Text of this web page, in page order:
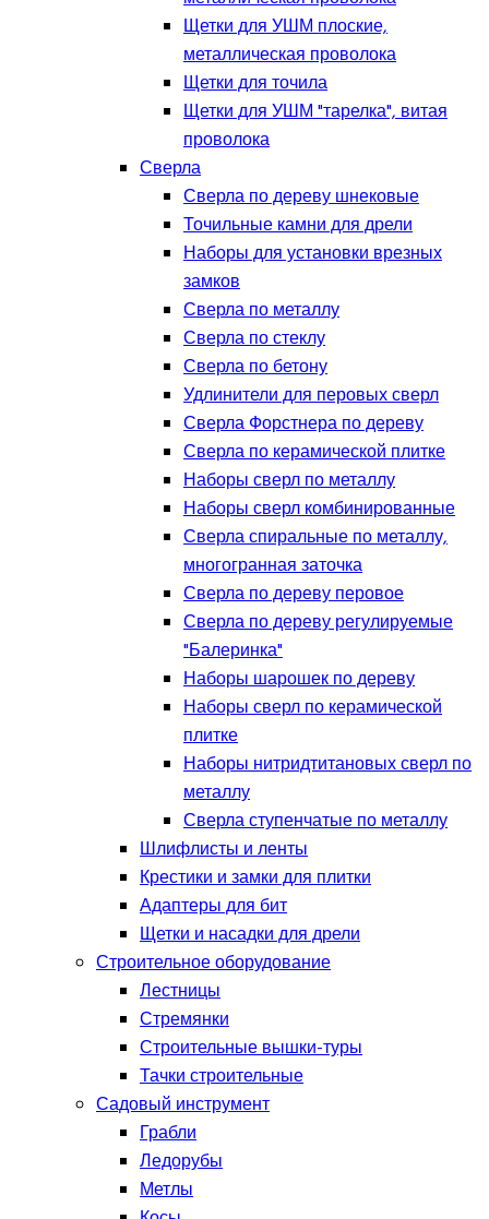
Щетки для УШМ плоские,
металлическая проволока
Щетки для точила
Щетки для УШМ "тарелка", витая
проволока
Сверла
Сверла по дереву шнековые
Точильные камни для дрели
Наборы для установки врезных
замков
Сверла по металлу
Сверла по стеклу
Сверла по бетону
Удлинители для перовых сверл
Сверла Форстнера по дереву
Сверла по керамической плитке
Наборы сверл по металлу
Наборы сверл комбинированные
Сверла спиральные по металлу,
многогранная заточка
Сверла по дереву перовое
Сверла по дереву регулируемые
"Балеринка"
Наборы шарошек по дереву
Наборы сверл по керамической
плитке
Наборы нитридтитановых сверл по
металлу
Сверла ступенчатые по металлу
Шлифлисты и ленты
Крестики и замки для плитки
Адаптеры для бит
Щетки и насадки для дрели
Строительное оборудование
Лестницы
Стремянки
Строительные вышки-туры
Тачки строительные
Садовый инструмент
Грабли
Ледорубы
Метлы